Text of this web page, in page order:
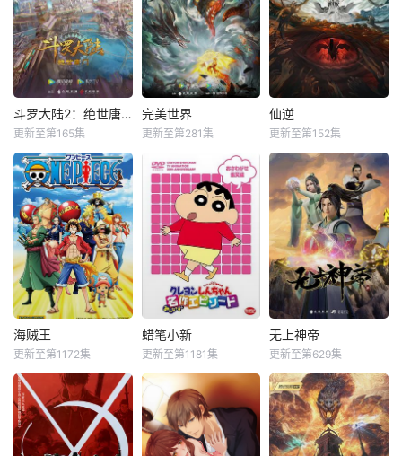
斗罗大陆2：绝世唐门
更新至第165集
完美世界
更新至第281集
仙逆
更新至第152集
海贼王
更新至第1172集
蜡笔小新
更新至第1181集
无上神帝
更新至第629集